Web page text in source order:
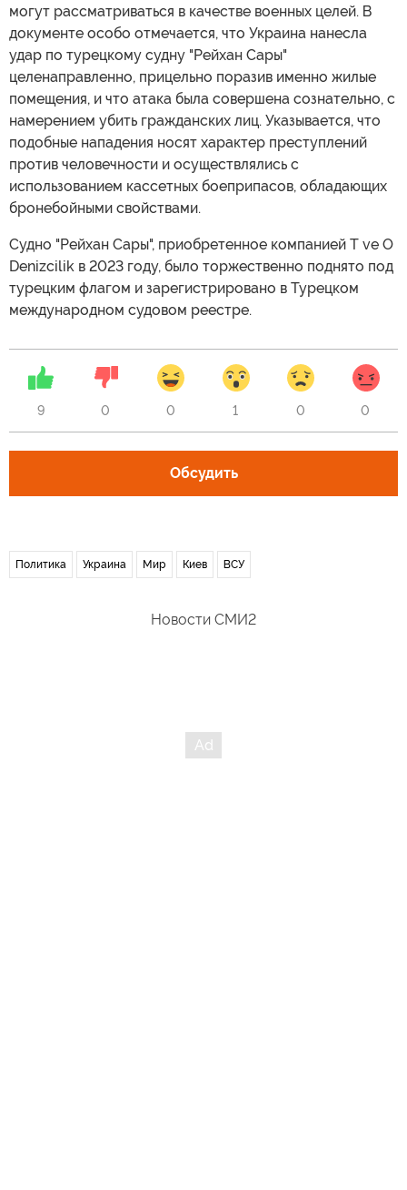
могут рассматриваться в качестве военных целей. В
документе особо отмечается, что Украина нанесла
удар по турецкому судну "Рейхан Сары"
целенаправленно, прицельно поразив именно жилые
помещения, и что атака была совершена сознательно, с
намерением убить гражданских лиц. Указывается, что
подобные нападения носят характер преступлений
против человечности и осуществлялись с
использованием кассетных боеприпасов, обладающих
бронебойными свойствами.
Судно "Рейхан Сары", приобретенное компанией T ve O
Denizcilik в 2023 году, было торжественно поднято под
турецким флагом и зарегистрировано в Турецком
международном судовом реестре.
9 0 0 1 0 0
Обсудить
Политика Украина Мир Киев ВСУ
Новости СМИ2